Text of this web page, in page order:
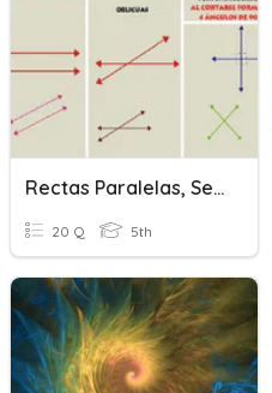
Rectas Paralelas, Secantes Y Perpendiculares
20 Q 5th